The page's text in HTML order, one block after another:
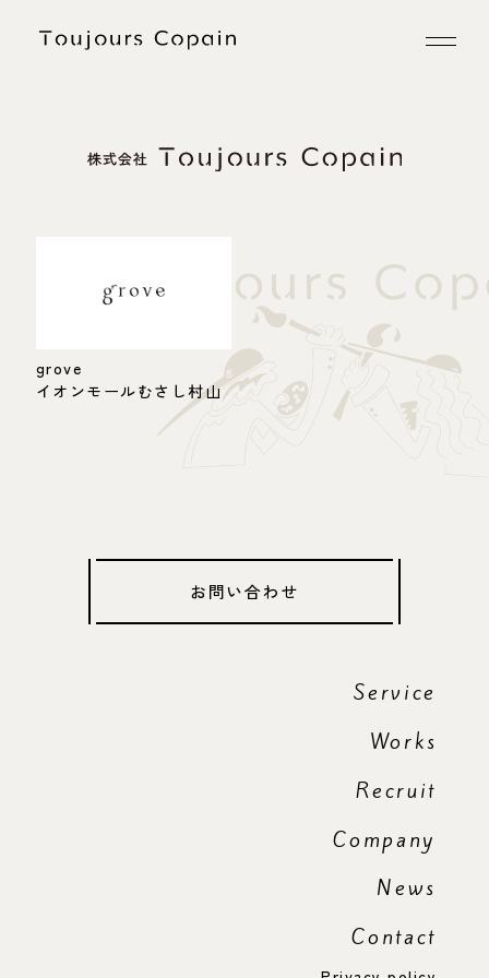
grove
イオンモールむさし村山
お問い合わせ
Service
Works
Recruit
Company
News
Contact